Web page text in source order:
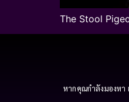
The Stool
หากคุณกำลังมองหา